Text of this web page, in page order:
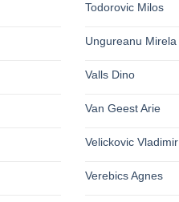
Todorovic Milos
Ungureanu Mirela
Valls Dino
Van Geest Arie
Velickovic Vladimir
Verebics Agnes